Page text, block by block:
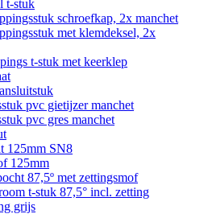
t-stuk
schroefkap, 2x manchet
met klemdeksel, 2x
t-stuk met keerklep
pvc gietijzer manchet
pvc gres manchet
125mm SN8
125mm
87,5º met zettingsmof
t-stuk 87,5° incl. zetting
grijs